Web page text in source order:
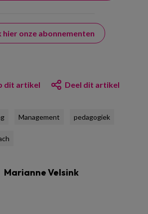
hier onze abonnementen
dit artikel Deel dit artikel
Management pedagogiek
Marianne Velsink